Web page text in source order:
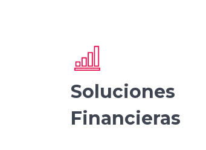
Soluciones
Financieras